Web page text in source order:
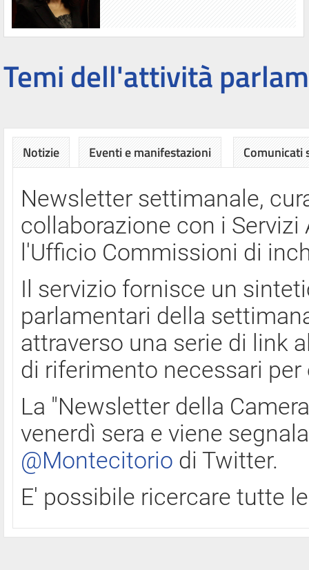
Temi dell'attività
Notizie Eventi e manifestazioni Comunicati
Newsletter settimanale,
collaborazione con i
l'Ufficio Commissioni di
Il servizio fornisce un
parlamentari della
attraverso una serie di link
di riferimento necessari
La "Newsletter della
venerdì sera e viene
@Montecitorio di Twitter.
E' possibile ricercare tutte